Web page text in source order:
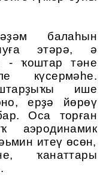
балаһын
этәрә, ә
- ҡоштар тәне
күсермәһе.
ише
ерҙә йөрөү
. Оса торған
аэродинамик
итеү өсөн,
ҡанаттары